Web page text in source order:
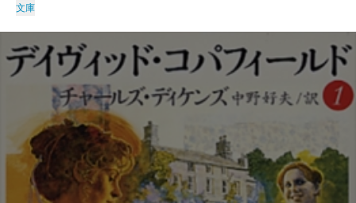
文庫